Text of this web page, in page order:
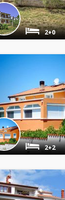
2+0
2+2